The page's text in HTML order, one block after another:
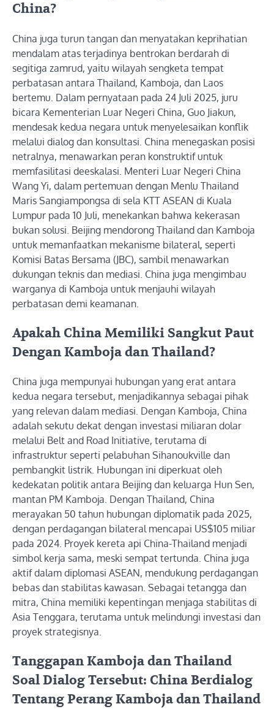
China?
China juga turun tangan dan menyatakan keprihatian
mendalam atas terjadinya bentrokan berdarah di
segitiga zamrud, yaitu wilayah sengketa tempat
perbatasan antara Thailand, Kamboja, dan Laos
bertemu. Dalam pernyataan pada 24 Juli 2025, juru
bicara Kementerian Luar Negeri China, Guo Jiakun,
mendesak kedua negara untuk menyelesaikan konflik
melalui dialog dan konsultasi. China menegaskan posisi
netralnya, menawarkan peran konstruktif untuk
memfasilitasi deeskalasi. Menteri Luar Negeri China
Wang Yi, dalam pertemuan dengan Menlu Thailand
Maris Sangiampongsa di sela KTT ASEAN di Kuala
Lumpur pada 10 Juli, menekankan bahwa kekerasan
bukan solusi. Beijing mendorong Thailand dan Kamboja
untuk memanfaatkan mekanisme bilateral, seperti
Komisi Batas Bersama (JBC), sambil menawarkan
dukungan teknis dan mediasi. China juga mengimbau
warganya di Kamboja untuk menjauhi wilayah
perbatasan demi keamanan.
Apakah China Memiliki Sangkut Paut
Dengan Kamboja dan Thailand?
China juga mempunyai hubungan yang erat antara
kedua negara tersebut, menjadikannya sebagai pihak
yang relevan dalam mediasi. Dengan Kamboja, China
adalah sekutu dekat dengan investasi miliaran dolar
melalui Belt and Road Initiative, terutama di
infrastruktur seperti pelabuhan Sihanoukville dan
pembangkit listrik. Hubungan ini diperkuat oleh
kedekatan politik antara Beijing dan keluarga Hun Sen,
mantan PM Kamboja. Dengan Thailand, China
merayakan 50 tahun hubungan diplomatik pada 2025,
dengan perdagangan bilateral mencapai US$105 miliar
pada 2024. Proyek kereta api China-Thailand menjadi
simbol kerja sama, meski sempat tertunda. China juga
aktif dalam diplomasi ASEAN, mendukung perdagangan
bebas dan stabilitas kawasan. Sebagai tetangga dan
mitra, China memiliki kepentingan menjaga stabilitas di
Asia Tenggara, terutama untuk melindungi investasi dan
proyek strategisnya.
Tanggapan Kamboja dan Thailand
Soal Dialog Tersebut: China Berdialog
Tentang Perang Kamboja dan Thailand